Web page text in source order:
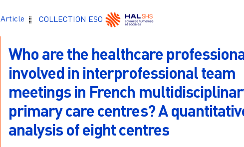
Article COLLECTION ESO
Who are the healthcare
involved in interprofessional team
meetings in French
primary care centres? A
analysis of eight centres